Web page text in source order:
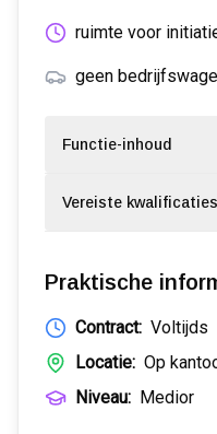
ruimte voor
geen
Functie-inhoud
Vereiste kwalificaties
Praktische
Contract: Voltijds
Locatie: Op
Niveau: Medior